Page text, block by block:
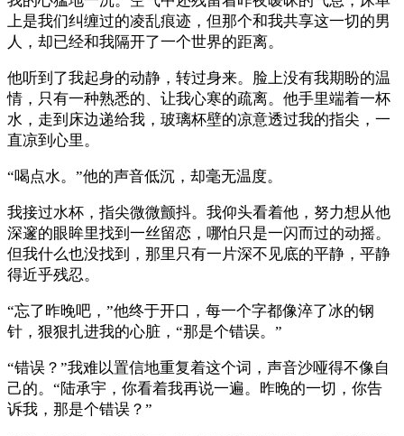
上是我们纠缠过的凌乱痕迹，但那个和我共享这一切的男
人，却已经和我隔开了一个世界的距离。
他听到了我起身的动静，转过身来。脸上没有我期盼的温
情，只有一种熟悉的、让我心寒的疏离。他手里端着一杯
水，走到床边递给我，玻璃杯壁的凉意透过我的指尖，一
直凉到心里。
“喝点水。”他的声音低沉，却毫无温度。
我接过水杯，指尖微微颤抖。我仰头看着他，努力想从他
深邃的眼眸里找到一丝留恋，哪怕只是一闪而过的动摇。
但我什么也没找到，那里只有一片深不见底的平静，平静
得近乎残忍。
“忘了昨晚吧，”他终于开口，每一个字都像淬了冰的钢
针，狠狠扎进我的心脏，“那是个错误。”
“错误？”我难以置信地重复着这个词，声音沙哑得不像自
己的。“陆承宇，你看着我再说一遍。昨晚的一切，你告
诉我，那是个错误？”